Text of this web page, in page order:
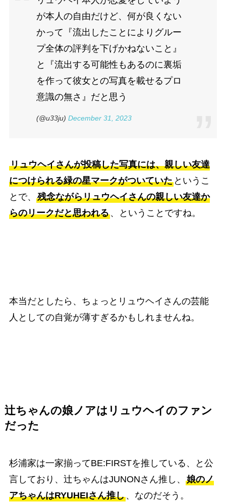
が本人の自由だけど、何が良くない
かって『流出したことによりグルー
プ全体の評判を下げかねないこと』
と『流出する可能性もあるのに裏垢
を作って彼女との写真を載せるプロ
意識の無さ』だと思う
(@u33ju) December 31, 2023
リュウヘイさんが投稿した写真には、親しい友達
につけられる緑の星マークがついていたというこ
とで、 残念ながらリュウヘイさんの親しい友達か
らのリークだと思われる、ということですね。
本当だとしたら、ちょっとリュウヘイさんの芸能
人としての自覚が薄すぎるかもしれませんね。
辻ちゃんの娘ノアはリュウヘイのファン
だった
杉浦家は一家揃ってBE:FIRSTを推している、と公
言しており、辻ちゃんはJUNONさん推し、 娘のノ
アちゃんはRYUHEIさん推し、なのだそう。